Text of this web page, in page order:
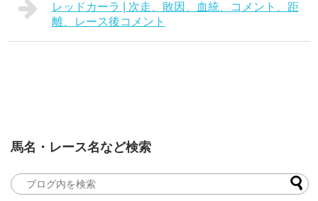
レッドカーラ | 次走、敗因、血統、コメント、距
離、レース後コメント
馬名・レース名など検索